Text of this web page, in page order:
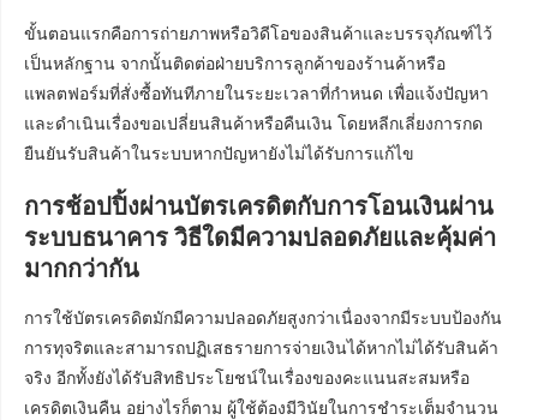
ขั้นตอนแรกคือการถ่ายภาพหรือวิดีโอของสินค้าและบรรจุภัณฑ์ไว้
เป็นหลักฐาน จากนั้นติดต่อฝ่ายบริการลูกค้าของร้านค้าหรือ
แพลตฟอร์มที่สั่งซื้อทันทีภายในระยะเวลาที่กำหนด เพื่อแจ้งปัญหา
และดำเนินเรื่องขอเปลี่ยนสินค้าหรือคืนเงิน โดยหลีกเลี่ยงการกด
ยืนยันรับสินค้าในระบบหากปัญหายังไม่ได้รับการแก้ไข
การช้อปปิ้งผ่านบัตรเครดิตกับการโอนเงินผ่าน
ระบบธนาคาร วิธีใดมีความปลอดภัยและคุ้มค่า
มากกว่ากัน
การใช้บัตรเครดิตมักมีความปลอดภัยสูงกว่าเนื่องจากมีระบบป้องกัน
การทุจริตและสามารถปฏิเสธรายการจ่ายเงินได้หากไม่ได้รับสินค้า
จริง อีกทั้งยังได้รับสิทธิประโยชน์ในเรื่องของคะแนนสะสมหรือ
เครดิตเงินคืน อย่างไรก็ตาม ผู้ใช้ต้องมีวินัยในการชำระเต็มจำนวน